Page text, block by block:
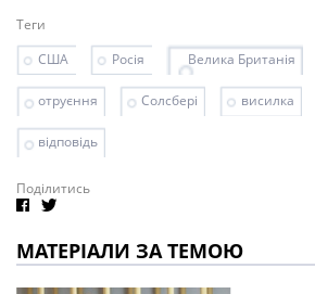
Теги
США
Росія Велика Британія
отруєння Солсбері висилка
відповідь
Поділитись
МАТЕРІАЛИ ЗА ТЕМОЮ